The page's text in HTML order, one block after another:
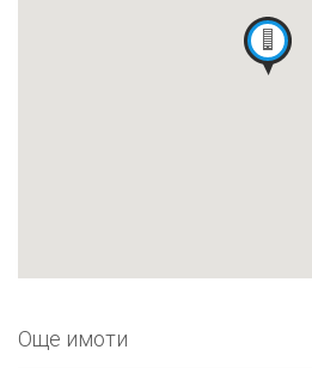
Още имоти